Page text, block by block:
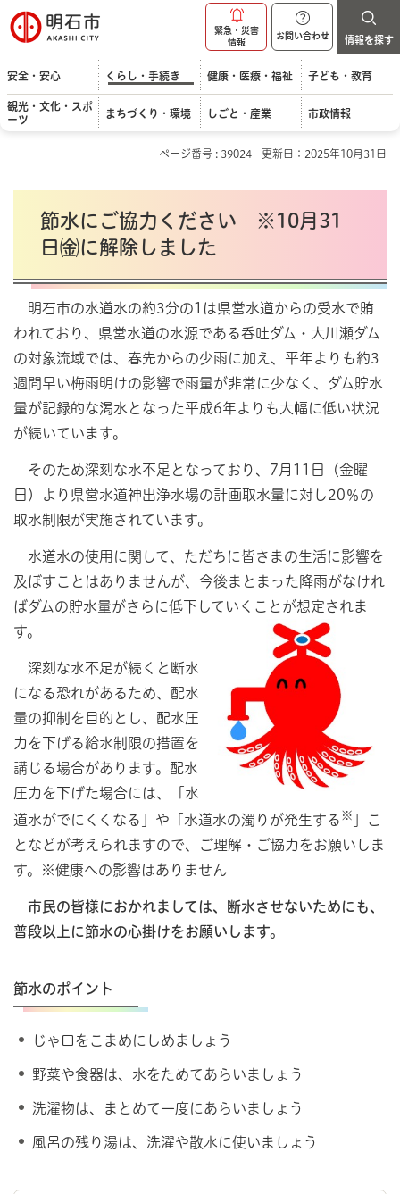
明石市
緊急・災害
情報
お問い合わせ 情報を探す
安全・安心 くらし・手続き 健康・医療・福祉 子ども・教育
観光・文化・スポ
ーツ
まちづくり・環境 しごと・産業 市政情報
ページ番号 : 39024 更新日：2025年10月31日
節水にご協力ください
※10月31
日㈮に解除しました
明石市の水道水の約3分の1は県営水道からの受水で賄
われており、県営水道の水源である呑吐ダム・大川瀬ダム
の対象流域では、春先からの少雨に加え、平年よりも約3
週間早い梅雨明けの影響で雨量が非常に少なく、ダム貯水
量が記録的な渇水となった平成6年よりも大幅に低い状況
が続いています。
そのため深刻な水不足となっており、7月11日（金曜
日）より県営水道神出浄水場の計画取水量に対し20％の
取水制限が実施されています。
水道水の使用に関して、ただちに皆さまの生活に影響を
及ぼすことはありませんが、今後まとまった降雨がなけれ
ばダムの貯水量がさらに低下していくことが想定されま
す。
深刻 な水不足が続くと断水
になる恐れがあるため、配水
量の抑制を目的とし、配水圧
力を下げる給水制限の措置を
講じる場合があります。配水
圧力を下げた場合には、「水
道水がでにくくなる」や「水道水の濁りが発生する ※
」こ
となどが考えられますので、ご理解・ご協力をお願いしま
す。※健康への影響はありません
市民の皆様におかれましては、断水させないためにも、
普段以上に節水の心掛けをお願いします。
節水のポイント
じゃ口をこまめにしめましょう
野菜や食器は、水をためてあらいましょう
洗濯物は、まとめて一度にあらいましょう
風呂の残り湯は、洗濯や散水に使いましょう